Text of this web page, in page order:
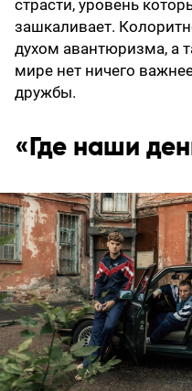
страсти, уровень
зашкаливает.
духом авантюризма, а
мире нет ничего
дружбы.
«Где наши